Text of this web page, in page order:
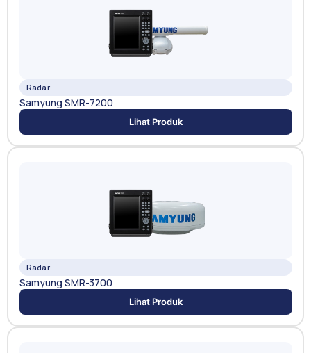
Radar
Samyung SMR-7200
Lihat Produk
Radar
Samyung SMR-3700
Lihat Produk